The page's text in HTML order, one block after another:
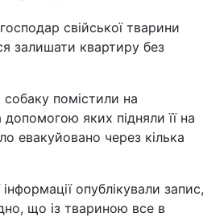
свійської тварини
залишати квартиру без
помістили на
допомогою яких підняли її на
евакуйовано через кілька
опублікували запис,
що із твариною все в